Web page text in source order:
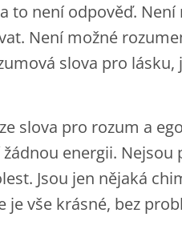
to není odpověď.
Není možné
slova pro
slova pro rozum a
energii.
Jsou jen nějaká
je vše krásné, bez